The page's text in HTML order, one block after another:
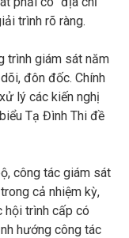
trình rõ ràng.
trình giám sát năm
đôn đốc. Chính
lý các kiến nghị
Tạ Đình Thi đề
công tác giám sát
cả nhiệm kỳ,
hội trình cấp có
hướng công tác